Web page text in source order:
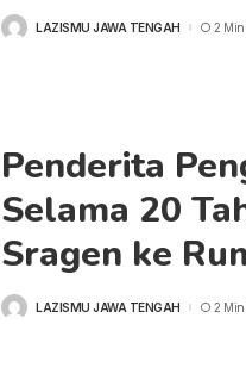
POSTEDLAZISMU JAWA TENGAH 2 Min
Penderita
Selama 20
Sragen ke
POSTEDLAZISMU JAWA TENGAH 2 Min